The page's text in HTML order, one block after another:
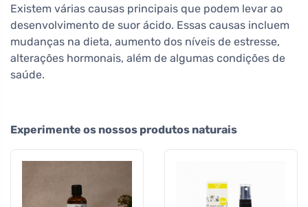
Existem várias causas principais que podem levar ao
desenvolvimento de suor ácido. Essas causas incluem
mudanças na dieta, aumento dos níveis de estresse,
alterações hormonais, além de algumas condições de
saúde.
Experimente os nossos produtos naturais